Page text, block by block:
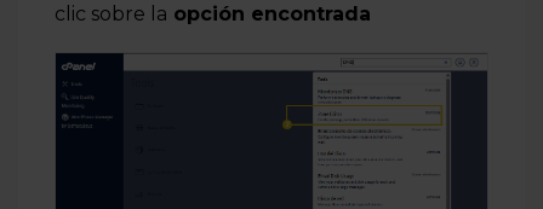
clic sobre la opción encontrada